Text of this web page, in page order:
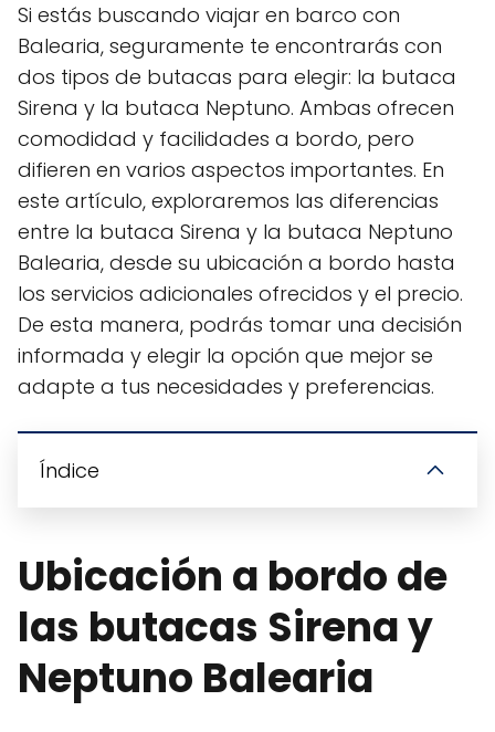
Si estás buscando viajar en barco con
Balearia, seguramente te encontrarás con
dos tipos de butacas para elegir: la butaca
Sirena y la butaca Neptuno. Ambas ofrecen
comodidad y facilidades a bordo, pero
difieren en varios aspectos importantes. En
este artículo, exploraremos las diferencias
entre la butaca Sirena y la butaca Neptuno
Balearia, desde su ubicación a bordo hasta
los servicios adicionales ofrecidos y el precio.
De esta manera, podrás tomar una decisión
informada y elegir la opción que mejor se
adapte a tus necesidades y preferencias.
Índice
Ubicación a bordo de
las butacas Sirena y
Neptuno Balearia